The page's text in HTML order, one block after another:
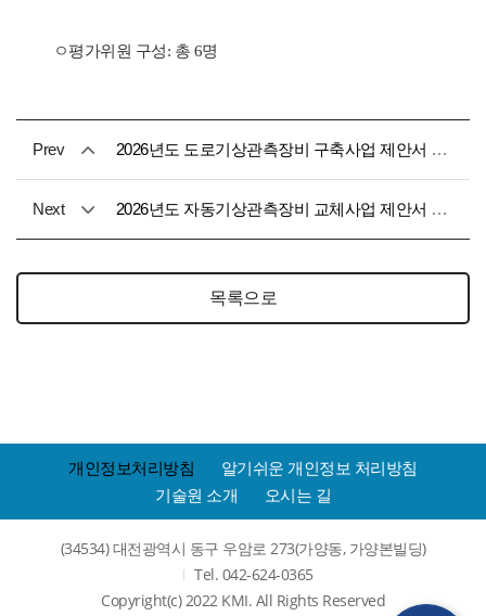
ㅇ평가위원 구성: 총 6명
Prev 2026년도 도로기상관측장비 구축사업 제안서 기술평가표 공지
Next 2026년도 자동기상관측장비 교체사업 제안서 기술평가표 공지
목록으로
개인정보처리방침
알기쉬운 개인정보 처리방침
기술원 소개
오시는 길
(34534) 대전광역시 동구 우암로 273(가양동, 가양본빌딩)
Tel. 042-624-0365
Copyright(c) 2022 KMI. All Rights Reserved